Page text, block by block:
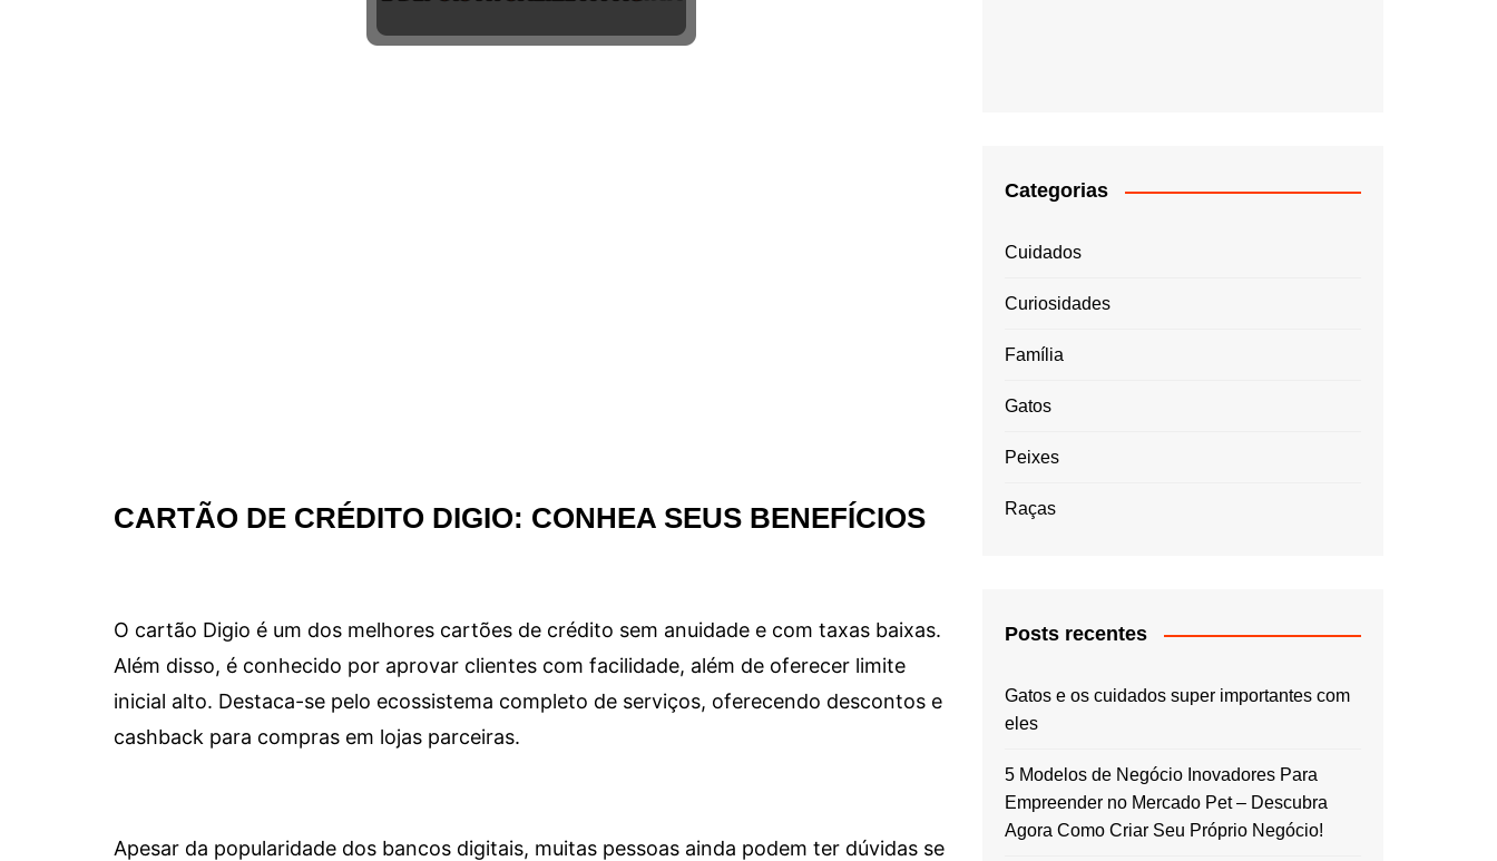
CARTÃO DE CRÉDITO DIGIO: CONHEA SEUS BENEFÍCIOS
O cartão Digio é um dos melhores cartões de crédito sem anuidade e com taxas baixas.
Além disso, é conhecido por aprovar clientes com facilidade, além de oferecer limite
inicial alto. Destaca-se pelo ecossistema completo de serviços, oferecendo descontos e
cashback para compras em lojas parceiras.
Apesar da popularidade dos bancos digitais, muitas pessoas ainda podem ter dúvidas se
Categorias
Cuidados
Curiosidades
Família
Gatos
Peixes
Raças
Posts recentes
Gatos e os cuidados super importantes com
eles
5 Modelos de Negócio Inovadores Para
Empreender no Mercado Pet – Descubra
Agora Como Criar Seu Próprio Negócio!